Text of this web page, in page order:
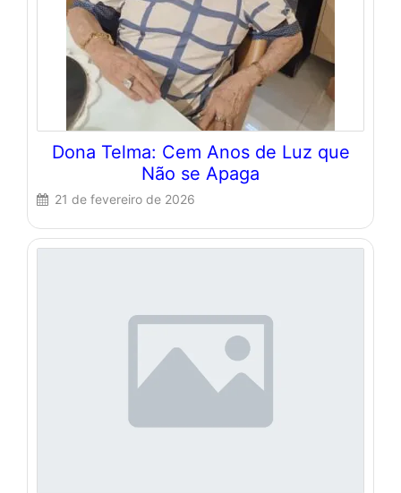
Dona Telma: Cem Anos de Luz que
Não se Apaga
21 de fevereiro de 2026